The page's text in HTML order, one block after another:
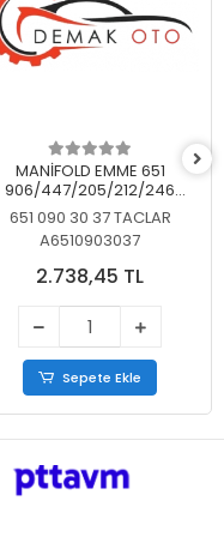
MANİFOLD EMME 651
906/447/205/212/246
KELEBEKSİZ
651 090 30 37 TACLAR
A6510903037
2.738,45 TL
Sepete Ekle